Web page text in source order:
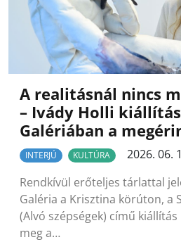
A realitásnál nincs
– Ivády Holli
Galériában a
INTERJÚ KULTÚRA
2026. 06.
Rendkívül erőteljes tárlattal
Galéria a Krisztina körúton, a
(Alvó szépségek) című
meg a…